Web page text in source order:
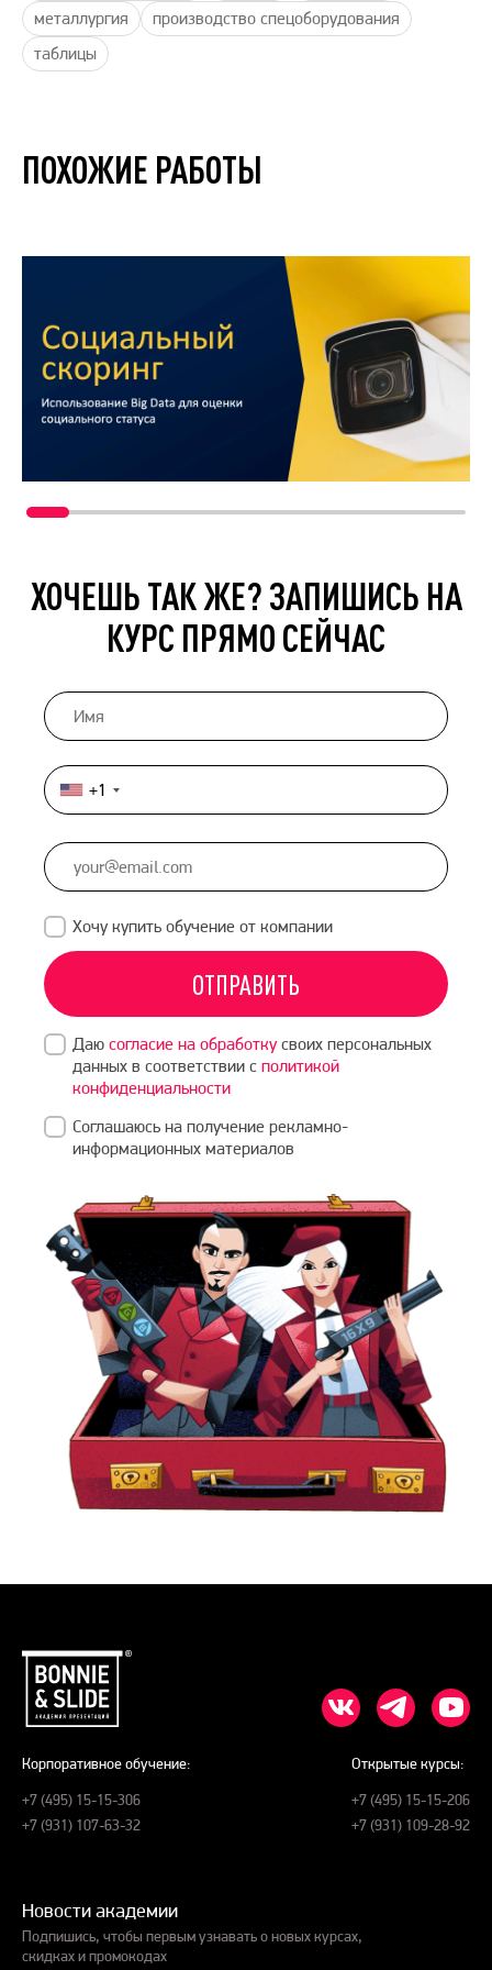
металлургия
производство спецоборудования
таблицы
ПОХОЖИЕ РАБОТЫ
ХОЧЕШЬ ТАК ЖЕ? ЗАПИШИСЬ НА
КУРС ПРЯМО СЕЙЧАС
United
States
+1
+1
Хочу купить обучение от компании
ОТПРАВИТЬ
Даю согласие на обработкусвоих персональных
данных в соответствии с политикой
конфиденциальности
Соглашаюсь на получение рекламно-
информационных материалов
Корпоративное обучение:
+7 (495) 15-15-306
+7 (931) 107-63-32
Открытые курсы:
+7 (495) 15-15-206
+7 (931) 109-28-92
Новости академии
Подпишись, чтобы первым узнавать о новых курсах,
скидках и промокодах